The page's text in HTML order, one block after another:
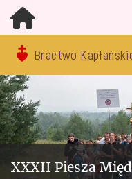
Bractwo
XXXII Piesza